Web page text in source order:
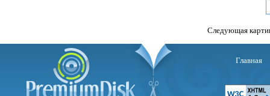
Следующая
Главная